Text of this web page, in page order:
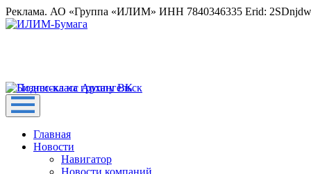
Реклама. АО «Группа «ИЛИМ» ИНН 7840346335 Erid:
Главная
Новости
Навигатор
Новости компаний